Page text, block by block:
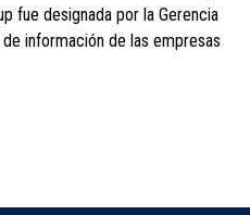
fue designada por la Gerencia
información de las empresas